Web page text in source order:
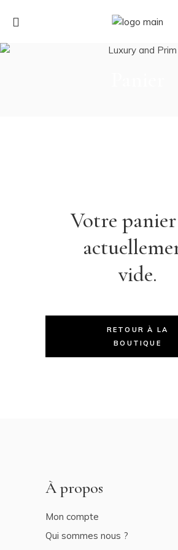
Votre
vide.
RETOUR À LA
BOUTIQUE
À propos
Mon compte
Qui sommes nous ?